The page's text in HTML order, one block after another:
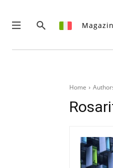
Recensioni
Rubriche
Negozio
Area riservata
Home